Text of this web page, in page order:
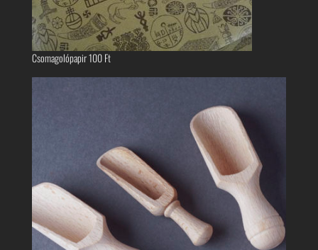
Csomagolópapir100Ft